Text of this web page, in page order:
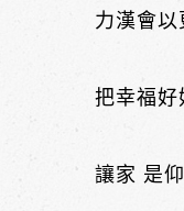
力漢會
把幸福好
讓家 是